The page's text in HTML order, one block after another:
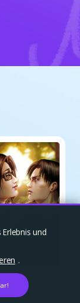
und
.